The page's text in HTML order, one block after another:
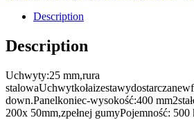
Description
Description
Uchwyty:25 mm,rura
down.Panelkoniec-wysokość:400
200x 50mm,zpełnej gumyPojemność: 500